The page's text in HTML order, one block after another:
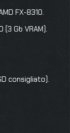
FX-8310.
Gb VRAM).
consigliato).